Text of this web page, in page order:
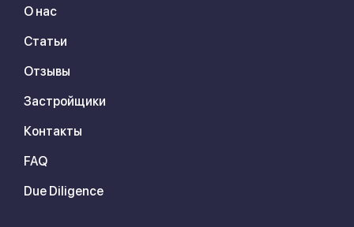
О нас
Статьи
Отзывы
Застройщики
Контакты
FAQ
Due Diligence